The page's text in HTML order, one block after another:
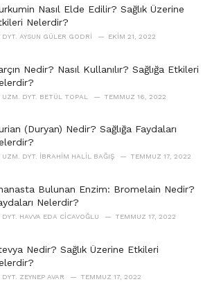
Nasıl Elde Edilir? Sağlık Üzerine
Nelerdir?
DYT. AYSUN GÜLER GODRI EKIM 21, 2022
Nedir? Nasıl Kullanılır? Sağlığa Etkileri
UZM. DYT. BETÜL TOPAL TEMMUZ 16, 2022
(Duryan) Nedir? Sağlığa Faydaları
UZM. DYT. İBRAHIM HALIL BAĞIŞ TEMMUZ 17, 2022
Bulunan Enzim: Bromelain Nedir?
Nelerdir?
DYT. HAVVA EDA CICAVOĞLU TEMMUZ 17, 2022
Nedir? Sağlık Üzerine Etkileri
DYT. ZEYNEP AVAR TEMMUZ 17, 2022